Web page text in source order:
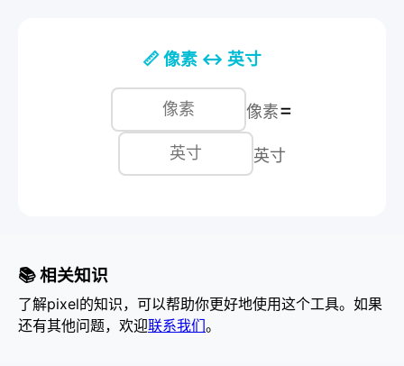
📏 像素 ↔ 英寸
像素=
英寸
📚 相关知识
了解pixel的知识，可以帮助你更好地使用这个工具。如果
还有其他问题，欢迎联系我们。